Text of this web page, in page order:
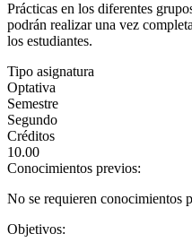
Prácticas en los diferentes
podrán realizar una vez
los estudiantes.
Tipo asignatura
Optativa
Semestre
Segundo
Créditos
10.00
Conocimientos previos:
No se requieren conocimientos
Objetivos: